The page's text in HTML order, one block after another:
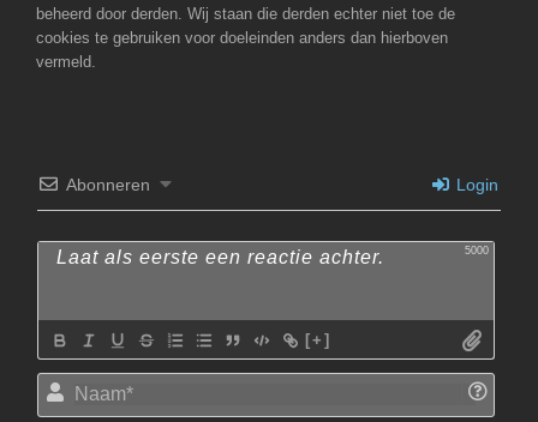
beheerd door derden. Wij staan die derden echter niet toe de
cookies te gebruiken voor doeleinden anders dan hierboven
vermeld.
Abonneren Login
5000
[+]